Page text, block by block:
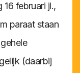
februari jl.,
paraat staan
(daarbij